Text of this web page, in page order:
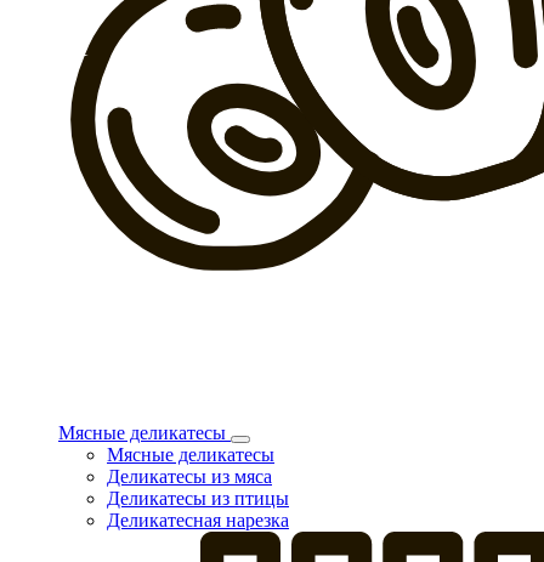
Мясные деликатесы
Мясные деликатесы
Деликатесы из мяса
Деликатесы из птицы
Деликатесная нарезка